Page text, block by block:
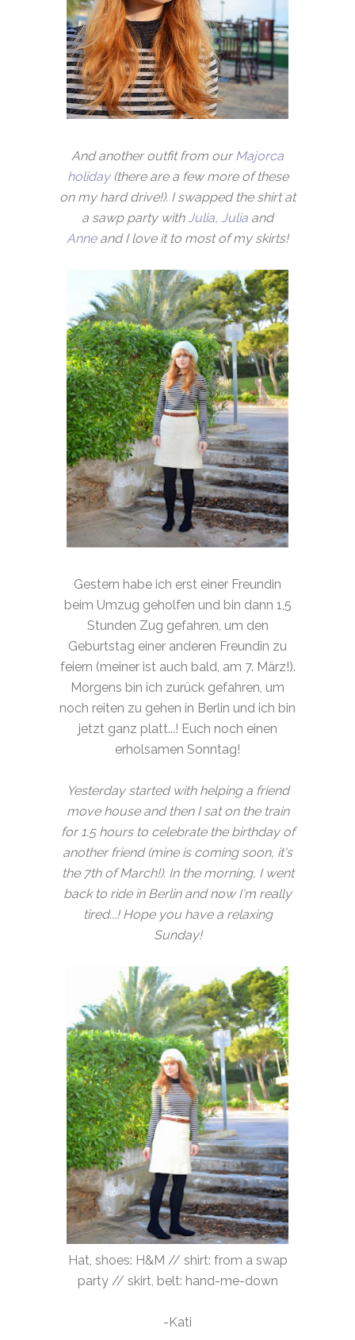
And another outfit from ourMajorca
holiday(there are a few more of these
on my hard drive!). I swapped the shirt at
a sawp party with Julia, Julia and
Anneand I love it to most of my skirts!
Gestern habe ich erst einer Freundin
beim Umzug geholfen und bin dann 1,5
Stunden Zug gefahren, um den
Geburtstag einer anderen Freundin zu
feiern (meiner ist auch bald, am 7. März!).
Morgens bin ich zurück gefahren, um
noch reiten zu gehen in Berlin und ich bin
jetzt ganz platt...! Euch noch einen
erholsamen Sonntag!
Yesterday started with helping a friend
move house and then I sat on the train
for 1.5 hours to celebrate the birthday of
another friend (mine is coming soon, it's
the 7th of March!). In the morning, I went
back to ride in Berlin and now I'm really
tired...! Hope you have a relaxing
Sunday!
Hat, shoes: H&M // shirt: from a swap
party // skirt, belt: hand-me-down
-Kati